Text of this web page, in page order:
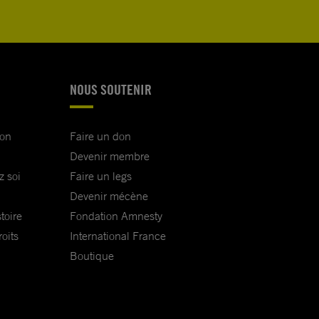
soi
NOUS SOUTENIR
Faire un don
Devenir membre
Faire un legs
Devenir mécène
Fondation Amnesty
International France
Boutique